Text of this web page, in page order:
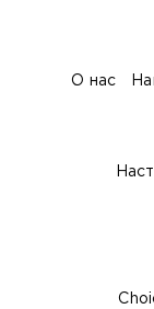
О нас